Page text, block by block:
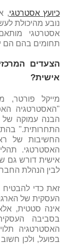
כיועץ אסטרטגי,
נובע מהיכולת
אסטרטגי
תחומים בהם הם
הצעדים
אישית?
מייקל פורטר,
"האסטרטגיה
הבנה עמוקה
התחרותית."
החשיבות של
האסטרטגי.
אישית דורש גם
לבין הנהלת
זאת כדי
העסקית של
אינה סטטית,
בסביבה
האסטרטגיה
בפועל, ולכן